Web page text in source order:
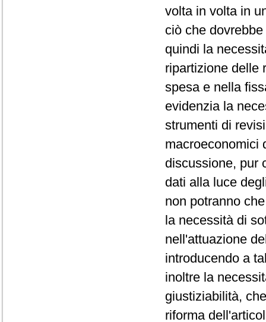
volta in volta in
ciò che
quindi la
ripartizione delle
spesa e nella
evidenzia la
strumenti di
macroeconomici
discussione, pur
dati alla luce
non potranno
la necessità di
nell'attuazione
introducendo a
inoltre la
giustiziabilità,
riforma